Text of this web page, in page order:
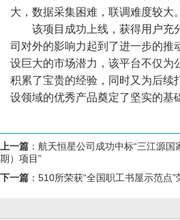
大，数据采集困难，联调难度较大。
该项目成功上线，获得用户充
司对外的影响力起到了进一步的推
设巨大的市场潜力，该平台不仅为
积累了宝贵的经验，同时又为后续
设领域的优秀产品奠定了坚实的基
上一篇 ： 航天恒星公司成功中标“三江源
期）项目”
下一篇 ： 510所荣获“全国职工书屋示范点”